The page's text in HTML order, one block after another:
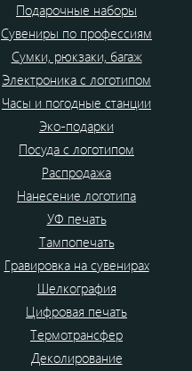
Подарочные наборы
Сувениры по профессиям
Сумки, рюкзаки, багаж
Электроника с логотипом
Часы и погодные станции
Эко-подарки
Посуда с логотипом
Распродажа
Нанесение логотипа
УФ печать
Тампопечать
Гравировка на сувенирах
Шелкография
Цифровая печать
Термотрансфер
Деколирование